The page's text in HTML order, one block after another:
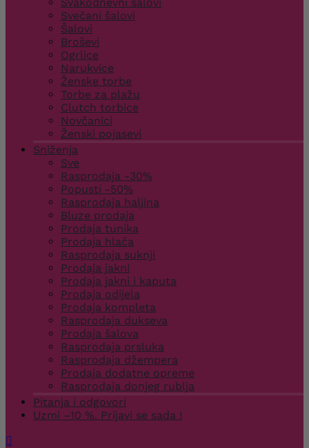
Svečani šalovi
Šalovi
Broševi
Ogrlice
Narukvice
Ženske torbe
Torbe za plažu
Clutch torbice
Novčanici
Ženski pojasevi
Sniženja
Sve
Rasprodaja -30%
Popusti -50%
Rasprodaja haljina
Bluze prodaja
Prodaja tunika
Prodaja hlača
Rasprodaja suknji
Prodaja jakni
Prodaja jakni i kaputa
Prodaja odijela
Prodaja kompleta
Rasprodaja dukseva
Prodaja šalova
Rasprodaja prsluka
Rasprodaja džempera
Prodaja dodatne opreme
Rasprodaja donjeg rublja
Pitanja i odgovori
Uzmi –10 %. Prijavi se sada !
